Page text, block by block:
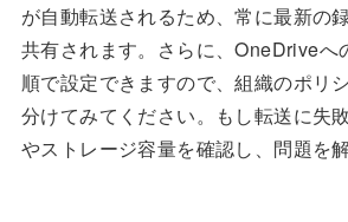
が自動転送されるため、常に最新の
共有されます。さらに、OneDriveへ
順で設定できますので、組織のポリ
分けてみてください。もし転送に失
やストレージ容量を確認し、問題を